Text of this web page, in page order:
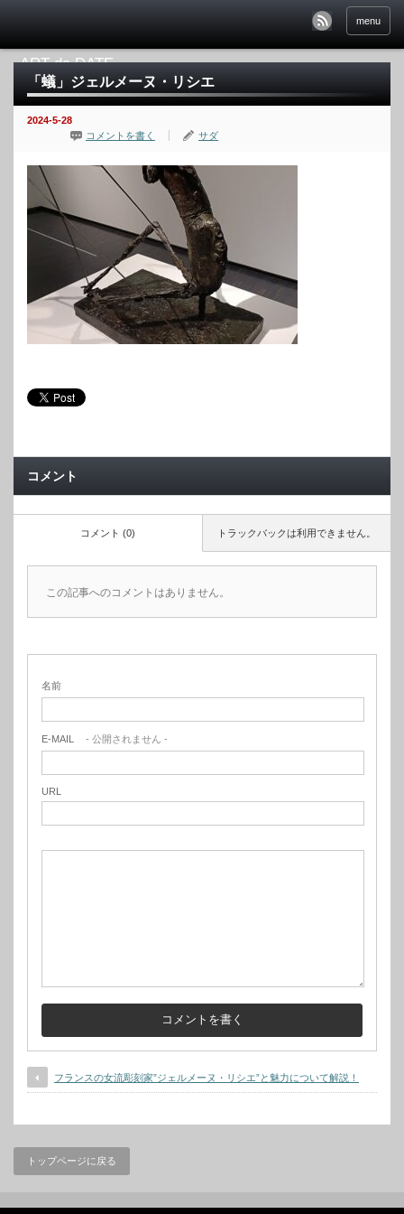
menu
「蟻」ジェルメーヌ・リシエ
2024-5-28
コメントを書く
サダ
コメント
トラックバックは利用できません。
コメント (0)
この記事へのコメントはありません。
名前
E-MAIL - 公開されません -
URL
フランスの女流彫刻家”ジェルメーヌ・リシエ”と魅力について解説！
トップページに戻る